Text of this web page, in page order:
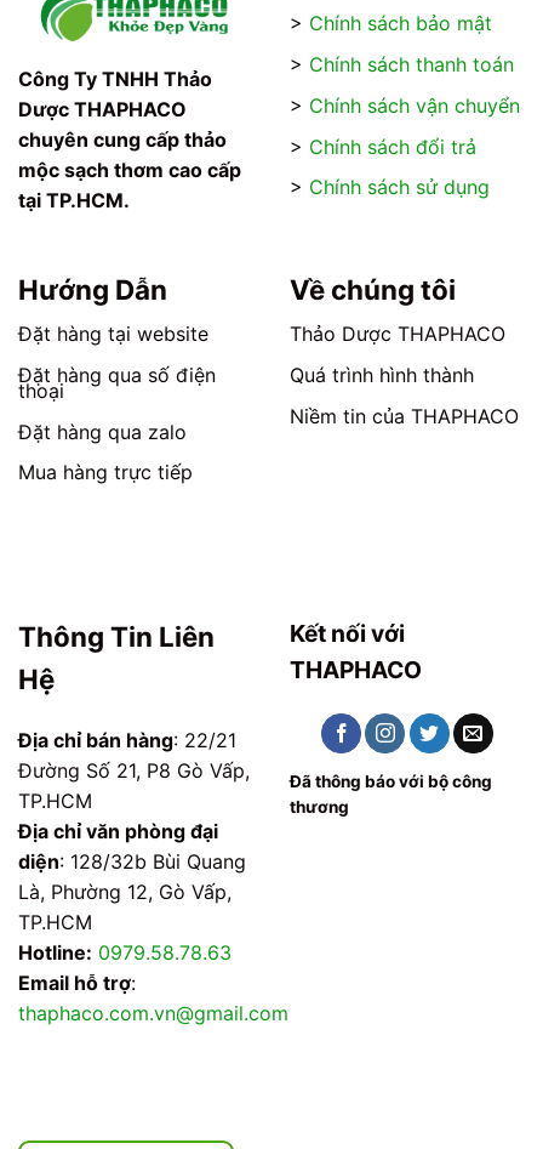
biến
Các
tùy
chọn
có
thể
được
trang
sản
phẩm
biến
Các
tùy
có
được
trang
sản
phẩm
Công Ty TNHH Thảo
Dược THAPHACO
chuyên cung cấp thảo
mộc sạch thơm cao cấp
tại TP.HCM.
> Chính sách bảo mật
> Chính sách thanh toán
> Chính sách vận chuyển
> Chính sách đổi trả
> Chính sách sử dụng
Hướng Dẫn
Đặt hàng tại website
Đặt hàng qua số điện
thoại
Đặt hàng qua zalo
Mua hàng trực tiếp
Về chúng tôi
Thảo Dược THAPHACO
Quá trình hình thành
Niềm tin của THAPHACO
Thông Tin Liên
Hệ
Địa chỉ bán hàng: 22/21
Đường Số 21, P8 Gò Vấp,
TP.HCM
Địa chỉ văn phòng đại
diện: 128/32b Bùi Quang
Là, Phường 12, Gò Vấp,
TP.HCM
Hotline: 0979.58.78.63
Email hỗ trợ:
thaphaco.com.vn@gmail.com
Kết nối với
THAPHACO
Đã thông báo với bộ công
thương